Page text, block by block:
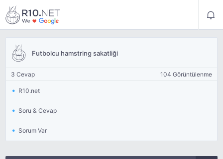
Futbolcu hamstring sakatliği
3 Cevap 104 Görüntülenme
R10.net
Soru & Cevap
Sorum Var